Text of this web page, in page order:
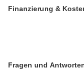
Finanzierung &
Fragen und